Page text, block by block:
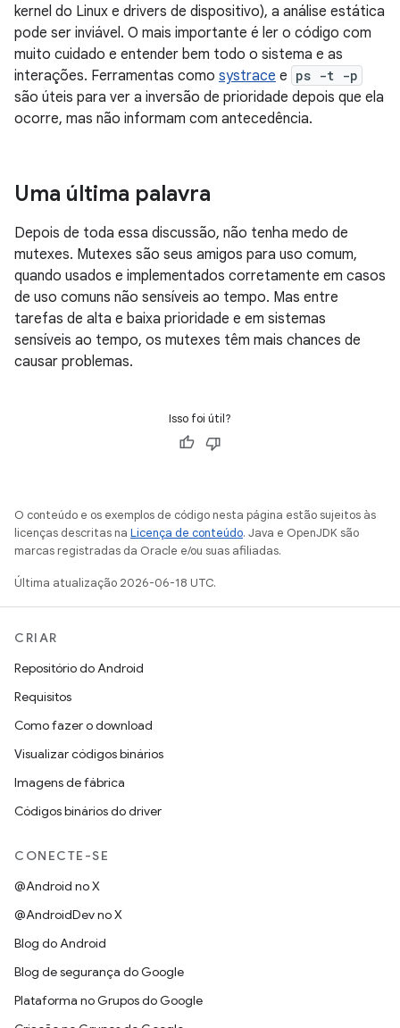
kernel do Linux e drivers de dispositivo), a análise estática
pode ser inviável. O mais importante é ler o código com
muito cuidado e entender bem todo o sistema e as
interações. Ferramentas como systrace e ps -t -p
são úteis para ver a inversão de prioridade depois que ela
ocorre, mas não informam com antecedência.
Uma última palavra
Depois de toda essa discussão, não tenha medo de
mutexes. Mutexes são seus amigos para uso comum,
quando usados e implementados corretamente em casos
de uso comuns não sensíveis ao tempo. Mas entre
tarefas de alta e baixa prioridade e em sistemas
sensíveis ao tempo, os mutexes têm mais chances de
causar problemas.
Isso foi útil?
O conteúdo e os exemplos de código nesta página estão sujeitos às
licenças descritas na Licença de conteúdo. Java e OpenJDK são
marcas registradas da Oracle e/ou suas afiliadas.
Última atualização 2026-06-18 UTC.
CRIAR
Repositório do Android
Requisitos
Como fazer o download
Visualizar códigos binários
Imagens de fábrica
Códigos binários do driver
CONECTE-SE
@Android no X
@AndroidDev no X
Blog do Android
Blog de segurança do Google
Plataforma no Grupos do Google